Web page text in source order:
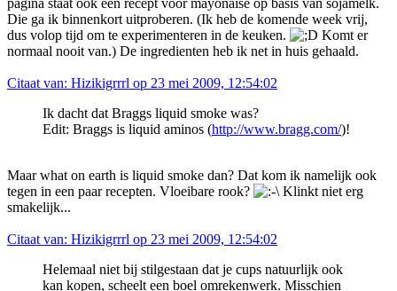
Die ga ik binnenkort uitproberen. (Ik heb de komende week vrij,
dus volop tijd om te experimenteren in de keuken.
Komt er
normaal nooit van.) De ingredienten heb ik net in huis gehaald.
Citaat van: Hizikigrrrl op 23 mei 2009, 12:54:02
Ik dacht dat Braggs liquid smoke was?
Edit: Braggs is liquid aminos (http://www.bragg.com/)!
Maar what on earth is liquid smoke dan? Dat kom ik namelijk ook
tegen in een paar recepten. Vloeibare rook?
Klinkt niet erg
smakelijk...
Citaat van: Hizikigrrrl op 23 mei 2009, 12:54:02
Helemaal niet bij stilgestaan dat je cups natuurlijk ook
kan kopen, scheelt een boel omrekenwerk. Misschien